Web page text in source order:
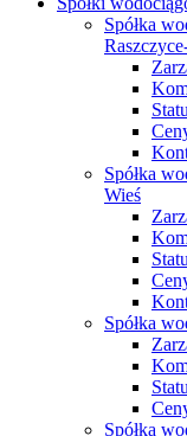
Spółka
Spółka
Wieś
Spółka
Spółka